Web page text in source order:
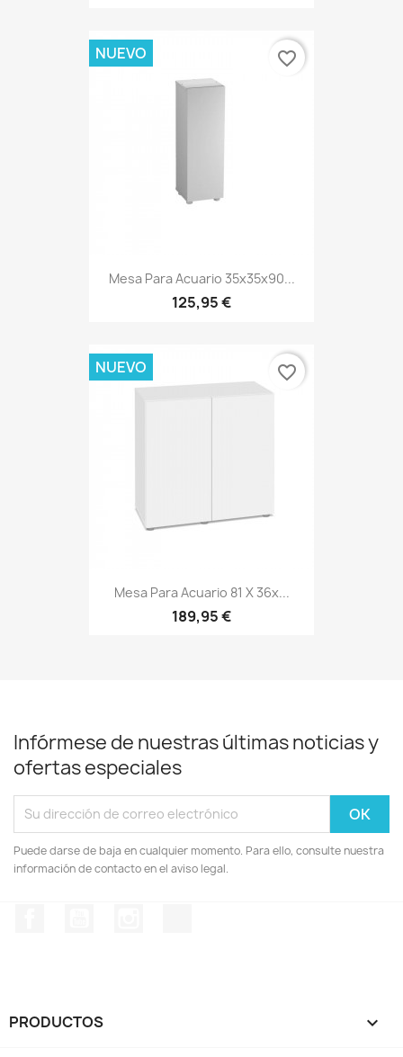
Mesa Para Acuario 35x35x90...
125,95 €
NUEVO favorite_border
Mesa Para Acuario 81 X 36x...
189,95 €
NUEVO favorite_border
Infórmese de nuestras últimas noticias y
ofertas especiales
Puede darse de baja en cualquier momento. Para ello, consulte nuestra
información de contacto en el aviso legal.
PRODUCTOS 